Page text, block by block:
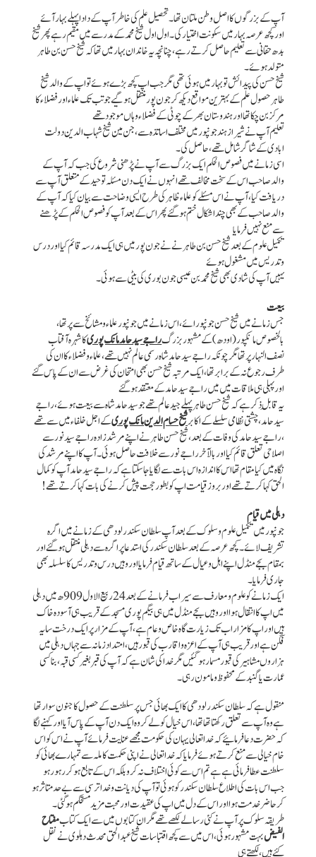
آپ کے بزرگوں کا اصل وطن ملتان تھا۔ تحصیل علم کی خاطر آپ کے دادا پہلے بہار آئے
اور کچھ عرصہ بہار میں سکونت اختیار کی۔ اول اول شیخ محمد کے مدرسے میں مقیم رہے پھر شیخ
بدھ حقانی سے تعلیم حاصل کرتے رہے، چنانچہ یہ خاندان بہار میں تھا کہ شیخ حسن بن طاہر
متولد ہوئے ۔
شیخ حسن کی پیدائش تو بہار میں ہوئی تھی مگر جب اپ کچھ بڑے ہوئے تو اپ کے والد شیخ
طاہر حصول علم کے بہترین مواقع دیکھ کر جون پور منتقل ہو گیے جو تب تک علماء اور فضلاء کا
مرکز بن چکا تھا اور ہندوستان بھر کے چوٹی کے فضلاء وہاں موجود تھے
تعلیم آپ نے شیراز ہند جونپور میں مختلف اساتذہ سے، جن مین شیخ شہاب الدین دولت
ابادی کے شاگر شامل تھے، حاصل کی۔
اسی زمانے میں فصوص الحکم ایک بزرگ سے آپ نے پڑھنی شروع کی جب کہ آپ کے
والد صاحب اس کے سخت مخالف تھے انہوں نے ایک دن مسئلہ توحید کے متعلق آپ سے
دریافت کیا ، آپ نے اس مسئلے کو علماء ظاہر کی طرح ایسی وضاحت سے بیان کیا کہ آپ کے
والد صاحب کے بھی چند اشکال ختم ہوگئے پھر اس کے بعد آپ کو فصوص الحکم کے پڑھنے
سے منع نہیں فرمایا
تکمیل علوم کے بعد شیخ حسن بن طاہر نے نے جون پور میں ہی ایک مدرسہ قائم کیا اور درس
و تدریس میں مشغول ہوئے
یہیں آپ کی شادی بھی شیخ محمد بن عیسی جون بوری کی بیٹی سے ہوئی۔
بیعت
جس زمانے میں شیخ حسن جونپور ائے ، اس زمانے میں جونپور علماء و مشائخ سے پر تھا ،
بالخصوص مانکپور (اودھ) کے مشہور بزرگراجے سید حامد مانک پوریکا شہرہ آفتاب
نصف النہار پر تھا مگر چونکہ راجے سید حامد شاہ رسمی عالم نہیں تھے ، علماء و فضلاء کا ان کی
طرف رجوع نہ کے برابر تھا ، ایک مرتبہ شیخ حسن بھی امتحان کی غرض سے ان کے پاس گئے
اور پہلی ہی ملاقات میں میں راجے سید حامد کے معتقد ہوگئے
یہ قابلِ ذکر ہے کہ شیخ حسن طاہر پہلے جید عالم تھے جو سید حامد شاہ سے بیعت ہوئے ، راجے
سید حامد ، چشتی نظامی سلسلے کے اکابرشیخ حسام الدین مانک پوریکے اجل خلفاء میں سے تھے
، راجے سید حامد کی وفات کے بعد ، شیخ حسن طاہر نے اپنے مرشد زادہ راجے سید نور سے
اصلاحی تعلق قائم کیا اور بالآخر راجے نور سے خلافت حاصل ہوئی ۔ آپ کا اپنے مرشد کی
نگاہ میں کیا مقام تھا اس کا اندازہ اس بات سے لگایا جا سکتا ہے کہ راجے سید حامد آپ کو کمال
الحق کہا کرتے تھے اور بروز قیامت اپ کو بطور حجت پیش کرنے کی بات کہا کرتے تھے !
دہلی میں قیام
جونپور میں تکمیل علوم و سلوک کے بعد آپ سلطان سکندر لودھی کے زمانے میں اگرہ
تشریف لائے ۔ کچھ عرصہ کے بعد سلطان سکندر کی استدعا پر اگرہ سے دہلی منتقل ہو گئے اور
بمقام بجے منڈل اپنے اہل و عیال کے ساتھ قیام فرمایا اور وہیں درس و تدریس کا سلسلہ بھی
جاری فرمایا۔
ایک زمانے کو علوم ومعارف سے سیراب فرمانے کے بعد 24 ربیع الاول 909 ھ میں دہلی
میں اپ کا انتقال ہوا اور وہیں بجے منڈل میں ہی بیگم پوری مسجد کے قریب ہی آسودہ خاک
ہیں اور اپ کا مزار اب تک زیارت گاہ خاص و عام ہے ، آپ کے مزار پر ایک درخت سایہ
فگن ہے اور قریب ہی آپ کے اعزہ و اقارب کی قبور ہیں ، امتداد زمانہ سے جہاں دہلی میں
ہزاروں مشاہیر کی قبور مسمار ہو گئیں مگر خدا کی شان ہے کہ آپ کی قبر بغیر کسی قبہ، بنا کسی
عمارت یا گنبد کے محفوظ و مامون رہی۔
منقول ہے کہ سلطان سکندر لودھی کا ایک بھائی جس پر سلطنت کے حصول کا جنون سوار تھا
ہے وہ آپ سے تعلق رکھتا تھا تھا، اس خیال کو لے کر وہ ایک دن آپ کے پاس آیا اور کہنے لگا
کہ حضرت دعا فرمائیے کہ خدا تعالی یہان کی حکومت مجھے عنایت فرمائے آپ نے اس کو اس
خام خیالی سے منع کرتے ہوئے فرمایا کہ خدا تعالی نے اپنی حکمت کاملہ سے تمہارے بھائی کو
سلطنت عطا فرمائی ہے ہے تم اس سے کوئی اختلاف نہ کرو بلکہ اس کے تابع ہو کر رہو رہو
جب اس بات کی اطلاع سلطان سکندر کو ہوئی تو آپ کی دیانت و خدا ترسی سے بےحد متاثر ہو
کر حاضر خدمت ہوا اور اس کے دل میں اپ کی عقیدت اور محبت مزید مستحکم ہو گئی۔
طریقہ سلوک پر آپ نے کئی رسالے لکھے تھے مگر ان کتابوں میں سے ایک کتابمفتاح
الفیضبہت مشہور ہوئی ، اس میں سے کچھ اقتباسات شیخ عبد الحق محدث دہلوی نے نقل
کئے ہیں ، لکھتے ہی